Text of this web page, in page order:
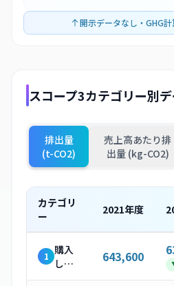
開示データなし・GHG
スコープ3カテゴリー別
排出量
(t-CO2)
売上高あたり排
出量 (kg-CO2)
カテゴリ
ー
2021年度
1 購入
した
製
643,600